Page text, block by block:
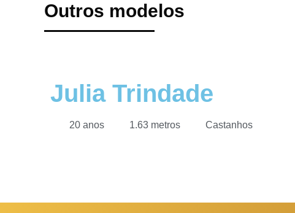
Outros modelos
Julia Trindade
20 anos 1.63 metros Castanhos